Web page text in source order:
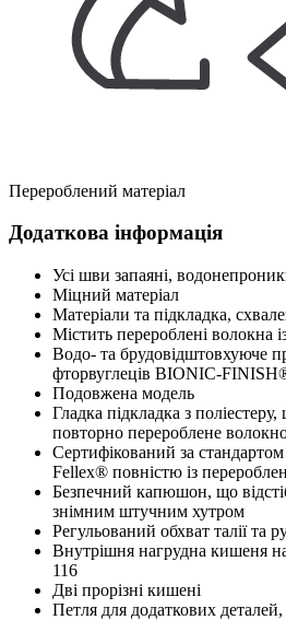
Перероблений матеріал
Додаткова інформація
Усі шви запаяні,
Міцний матеріал
Матеріали та підкладка,
Містить перероблені волокна
Водо- та брудовідштовхуюче
фторвуглеців BIONIC-
Подовжена модель
Гладка підкладка з
повторно перероблене
Сертифікований за
Fellex® повністю із
Безпечний капюшон, що
знімним штучним хутром
Регульований обхват талії та
Внутрішня нагрудна кишеня
116
Дві прорізні кишені
Петля для додаткових